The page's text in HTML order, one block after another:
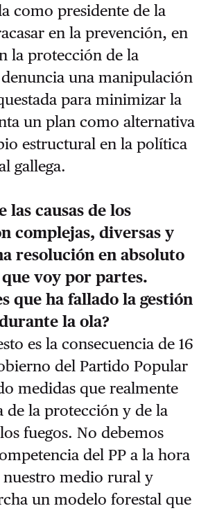
como presidente de la
en la prevención, en
la protección de la
una manipulación
para minimizar la
un plan como alternativa
estructural en la política
gallega.
las causas de los
complejas, diversas y
resolución en absoluto
voy por partes.
que ha fallado la gestión
la ola?
es la consecuencia de 16
del Partido Popular
medidas que realmente
de la protección y de la
fuegos. No debemos
del PP a la hora
medio rural y
un modelo forestal que